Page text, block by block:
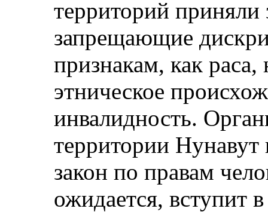
территорий приняли
запрещающие
признакам, как
этническое
инвалидность.
территории Нунавут
закон по правам
ожидается, вступит